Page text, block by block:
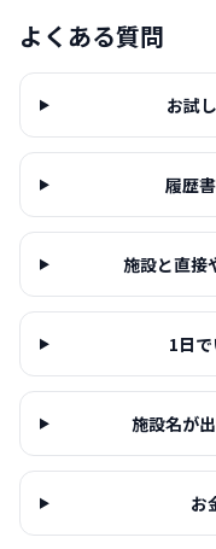
よくある質問
お試
履歴
施設と直接
1日
施設名が
お